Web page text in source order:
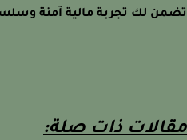
لك تجربة مالية آمنة وسلسة.
ذات صلة: